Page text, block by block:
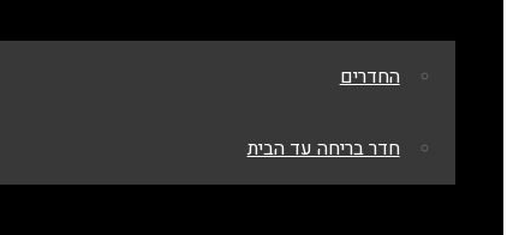
החדרים
חדר בריחה עד הבית